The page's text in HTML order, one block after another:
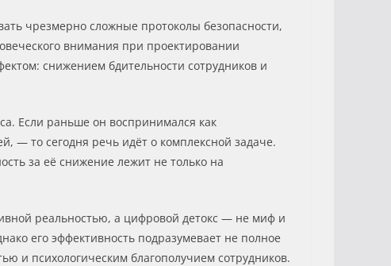
чрезмерно сложные протоколы безопасности,
внимания при проектировании
снижением бдительности сотрудников и
Если раньше он воспринимался как
— то сегодня речь идёт о комплексной задаче.
за её снижение лежит не только на
реальностью, а цифровой детокс — не миф и
его эффективность подразумевает не полное
и психологическим благополучием сотрудников.